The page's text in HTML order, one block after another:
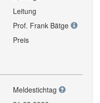
Leitung
Prof. Frank Bätge
Preis
Meldestichtag